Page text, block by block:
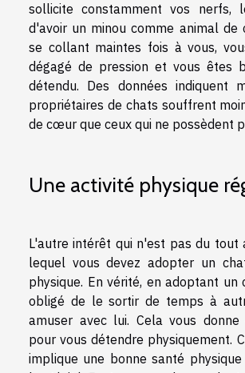
sollicite constamment vos nerfs,
d'avoir un minou comme animal de
se collant maintes fois à vous,
dégagé de pression et vous êtes
détendu. Des données indiquent
propriétaires de chats souffrent
de cœur que ceux qui ne possèdent
Une activité physique
L'autre intérêt qui n'est pas du tout
lequel vous devez adopter un
physique. En vérité, en adoptant un
obligé de le sortir de temps à
amuser avec lui. Cela vous donne
pour vous détendre physiquement.
implique une bonne santé